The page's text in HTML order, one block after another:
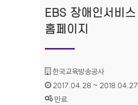
EBS 장애인서비스
홈페이지
기관명 :
한국교육방송공사
인증기간 :
2017.04.28 ~ 2018.04.27
상태 :
만료